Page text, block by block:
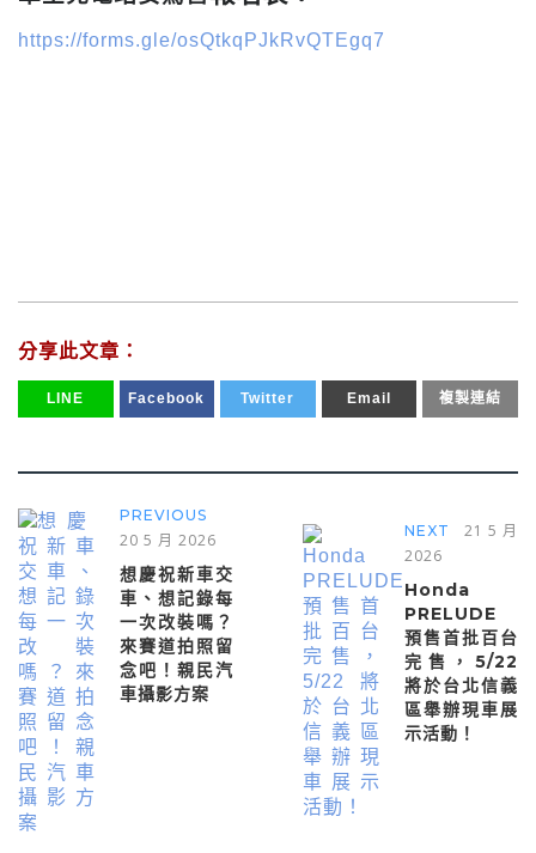
https://forms.gle/osQtkqPJkRvQTEgq7
分享此文章：
LINE Facebook Twitter Email 複製連結
PREVIOUS
20 5 月 2026
想慶祝新車交
車、想記錄每
一次改裝嗎？
來賽道拍照留
念吧！親民汽
車攝影方案
NEXT
21 5 月
2026
Honda
PRELUDE
預售首批百台
完售，5/22
將於台北信義
區舉辦現車展
示活動！